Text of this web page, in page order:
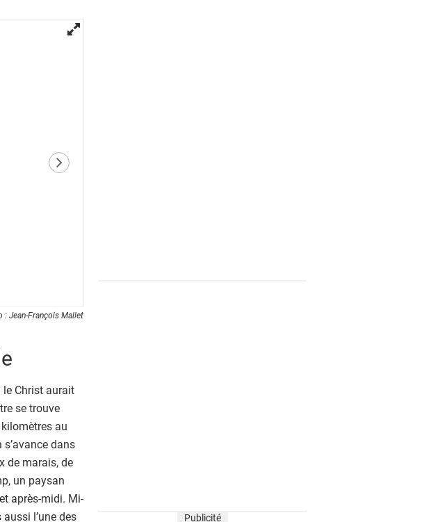
élément next
: Jean-François Mallet
le Christ aurait
se trouve
au
dans
de marais, de
un paysan
après-midi. Mi-
l’une des
Publicité